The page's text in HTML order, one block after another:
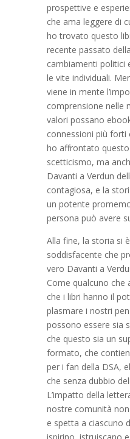
prospettive e
che ama leggere di
ho trovato questo
recente passato
cambiamenti politici
le vite individuali.
viene in mente
comprensione nelle
valori possano
connessioni più forti
ho affrontato
scetticismo, ma
Davanti a Verdun
contagiosa, e la
un potente
persona può avere
Alla fine, la storia si
soddisfacente che
vero Davanti a
Come qualcuno che
che i libri hanno il
plasmare i nostri
possono essere sia
che questo sia un
formato, che
per i fan della DSA,
che senza dubbio
L’impatto della
nostre comunità
e spetta a ciascuno